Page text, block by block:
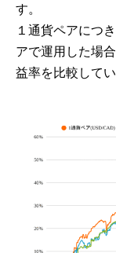
す。
１通貨ペアにつ
アで運用した場
益率を比較してい